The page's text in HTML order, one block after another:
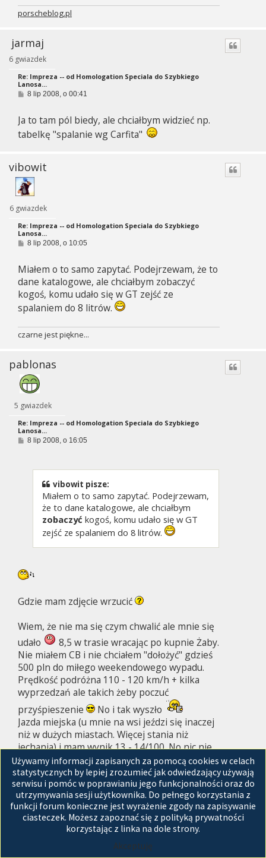
porscheblog.pl
jarmaj
6 gwiazdek
Re: Impreza -- od Homologation Speciala do Szybkiego
Lanosa...
P
t
8 lip 2008, o 00:41
Ja to tam pól biedy, ale chciałbym widzieć np.
tabelkę "spalanie wg Carfita"
vibowit
6 gwiazdek
Re: Impreza -- od Homologation Speciala do Szybkiego
Lanosa...
P
t
8 lip 2008, o 10:05
Miałem o to samo zapytać. Podejrzewam, że to
dane katalogowe, ale chciałbym zobaczyć
kogoś, komu udało się w GT zejść ze
spalaniem do 8 litrów.
czarne jest piękne...
pablonas
5 gwiazdek
Re: Impreza -- od Homologation Speciala do Szybkiego
Lanosa...
P8 lip 2008, o 16:05
vibowit pisze:
Miałem o to samo zapytać. Podejrzewam,
że to dane katalogowe, ale chciałbym
zobaczyć kogoś, komu udało się w GT
zejść ze spalaniem do 8 litrów.
Gdzie mam zdjęcie wrzucić
Wiem, że nie ma się czym chwalić ale mnie się
udało
8,5 w trasie wracając po kupnie Żaby.
Nie miałem CB i nie chciałem "dołożyć" gdzieś
500 pln do miłego weekendowego wypadu.
Prędkość podróżna 110 - 120 km/h + kilka
wyprzedzań ale takich żeby poczuć
przyśpieszenie
No i tak wyszło
Jazda miejska (u mnie na wsi jeździ się inaczej
niż w dużych miastach. Więcej stania niż
jechania) i mam wynik 13 - 14/100. No nic nie
chcę mówić, ale tyle samo mi GL palił
No w
trasie palił mniej o pół litra przy podobnych
prędkościach.
Takie spalanie to chyba zasługa tego
wielgachnego turbo które jest martwe poniżej
Używamy informacji zapisanych za pomocą cookies w celach
statystycznych by lepiej zrozumieć jak odwiedzający używają
serwisu i pomóc w poprawianiu jego funkcjonalności oraz do
utrzymywania sesji użytkownika. Do pełnego korzystania z
funkcji forum konieczne jest wyrażenie zgody na zapisywanie
ciasteczek. Możesz zapoznać się z polityką prywatności
korzystając z linka na dole strony.
Akceptuję